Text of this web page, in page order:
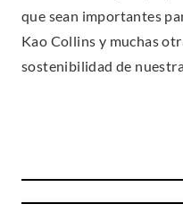
que sean importantes
Kao Collins y muchas
sostenibilidad de